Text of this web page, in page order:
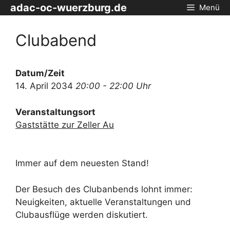
Zum
Inhalt
adac-oc-wuerzburg.de Menü
Clubabend
Datum/Zeit
14. April 2034 20:00 - 22:00 Uhr
Veranstaltungsort
Gaststätte zur Zeller Au
Immer auf dem neuesten Stand!
Der Besuch des Clubanbends lohnt immer:
Neuigkeiten, aktuelle Veranstaltungen und
Clubausflüge werden diskutiert.